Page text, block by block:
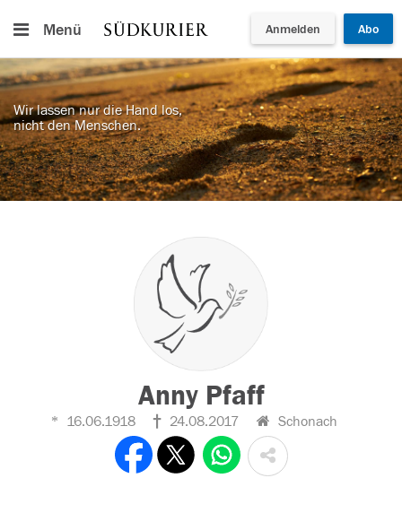
Menü Anmelden Abo
Wir lassen nur die Hand los,
nicht den Menschen.
Anny Pfaff
16.06.1918 24.08.2017 Schonach